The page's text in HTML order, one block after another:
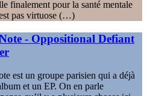
finalement pour la santé mentale
pas virtuose (…)
- Oppositional Defiant
est un groupe parisien qui a déjà
et un EP. On en parle